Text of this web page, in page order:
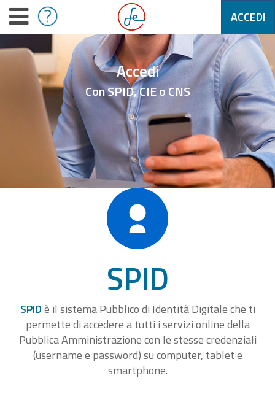
ACCEDI
Accedi
Con SPID, CIE o CNS
SPID
SPIDè il sistema Pubblico di Identità Digitale che ti
permette di accedere a tutti i servizi online della
Pubblica Amministrazione con le stesse credenziali
(username e password) su computer, tablet e
smartphone.